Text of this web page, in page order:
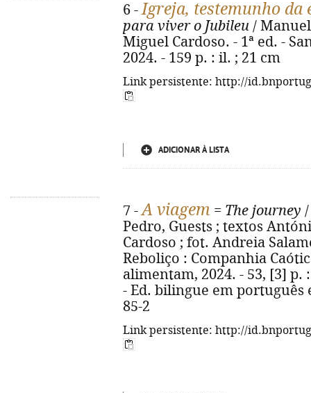
6 -Igreja, testemunho da
para viver o Jubileu /
Miguel Cardoso. - 1ª ed. -
2024. - 159 p. : il. ; 21 cm
Link persistente: http://
ADICIONAR À LISTA
7 -A viagem = The journey
Pedro, Guests ; textos
Cardoso ; fot. Andreia
Reboliço : Companhia
alimentam, 2024. - 53, [3] p.
- Ed. bilingue em português
85-2
Link persistente: http://